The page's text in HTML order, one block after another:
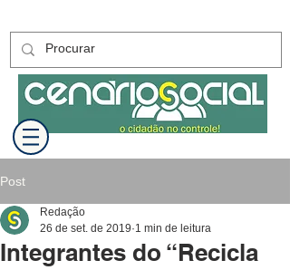
Post
Integrantes do “Recicla
Redação
26 de set. de 2019 1 min de leitura